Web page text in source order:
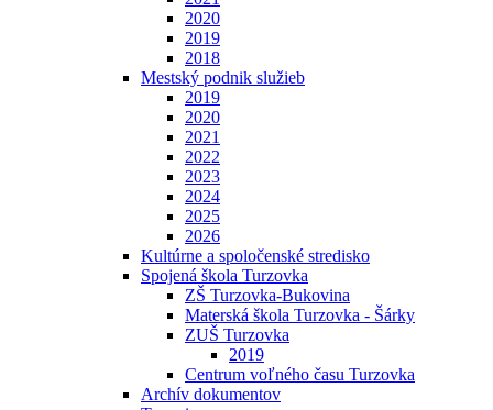
2020
2019
2018
Mestský podnik služieb
2019
2020
2021
2022
2023
2024
2025
2026
Kultúrne a spoločenské stredisko
Spojená škola Turzovka
ZŠ Turzovka-Bukovina
Materská škola Turzovka - Šárky
ZUŠ Turzovka
2019
Centrum voľného času Turzovka
Archív dokumentov